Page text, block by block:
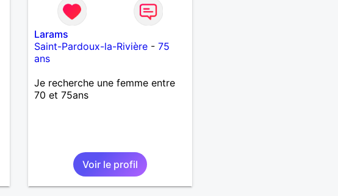
Larams
Saint-Pardoux-la-Rivière -75
ans
Je recherche une femme entre
70 et 75ans
Voir le profil